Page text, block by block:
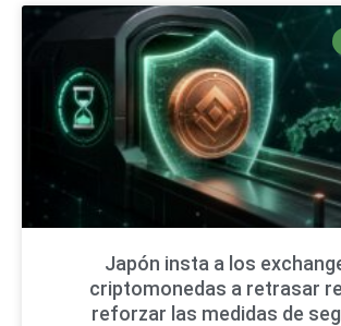
Japón insta a los
criptomonedas a retrasar
reforzar las medidas de